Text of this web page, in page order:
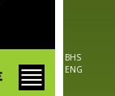
BHS
ENG